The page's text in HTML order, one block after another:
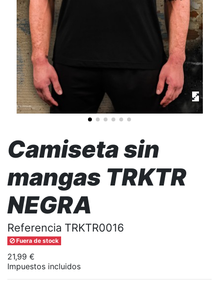
Camiseta sin
mangas TRKTR
NEGRA
Referencia TRKTR0016
Fuera de stock
21,99 €
Impuestos incluidos